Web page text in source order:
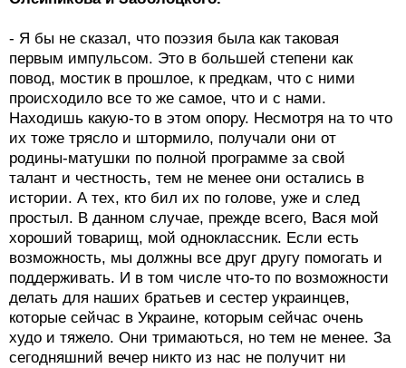
- Я бы не сказал, что поэзия была как таковая
первым импульсом. Это в большей степени как
повод, мостик в прошлое, к предкам, что с ними
происходило все то же самое, что и с нами.
Находишь какую-то в этом опору. Несмотря на то что
их тоже трясло и штормило, получали они от
родины-матушки по полной программе за свой
талант и честность, тем не менее они остались в
истории. А тех, кто бил их по голове, уже и след
простыл. В данном случае, прежде всего, Вася мой
хороший товарищ, мой одноклассник. Если есть
возможность, мы должны все друг другу помогать и
поддерживать. И в том числе что-то по возможности
делать для наших братьев и сестер украинцев,
которые сейчас в Украине, которым сейчас очень
худо и тяжело. Они тримаються, но тем не менее. За
сегодняшний вечер никто из нас не получит ни